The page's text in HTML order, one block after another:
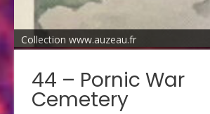
Collection www.auzeau.fr
44 – Pornic War
Cemetery